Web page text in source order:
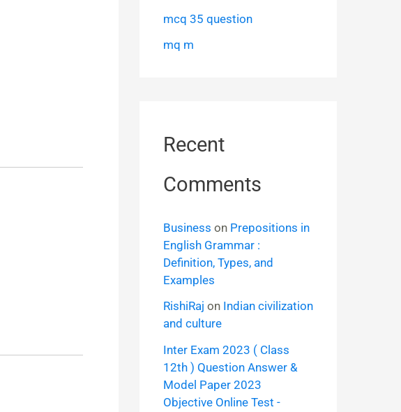
mcq 35 question
mq m
Recent
Comments
Business on Prepositions in
English Grammar :
Definition, Types, and
Examples
RishiRaj on Indian civilization
and culture
Inter Exam 2023 ( Class
12th ) Question Answer &
Model Paper 2023
Objective Online Test -